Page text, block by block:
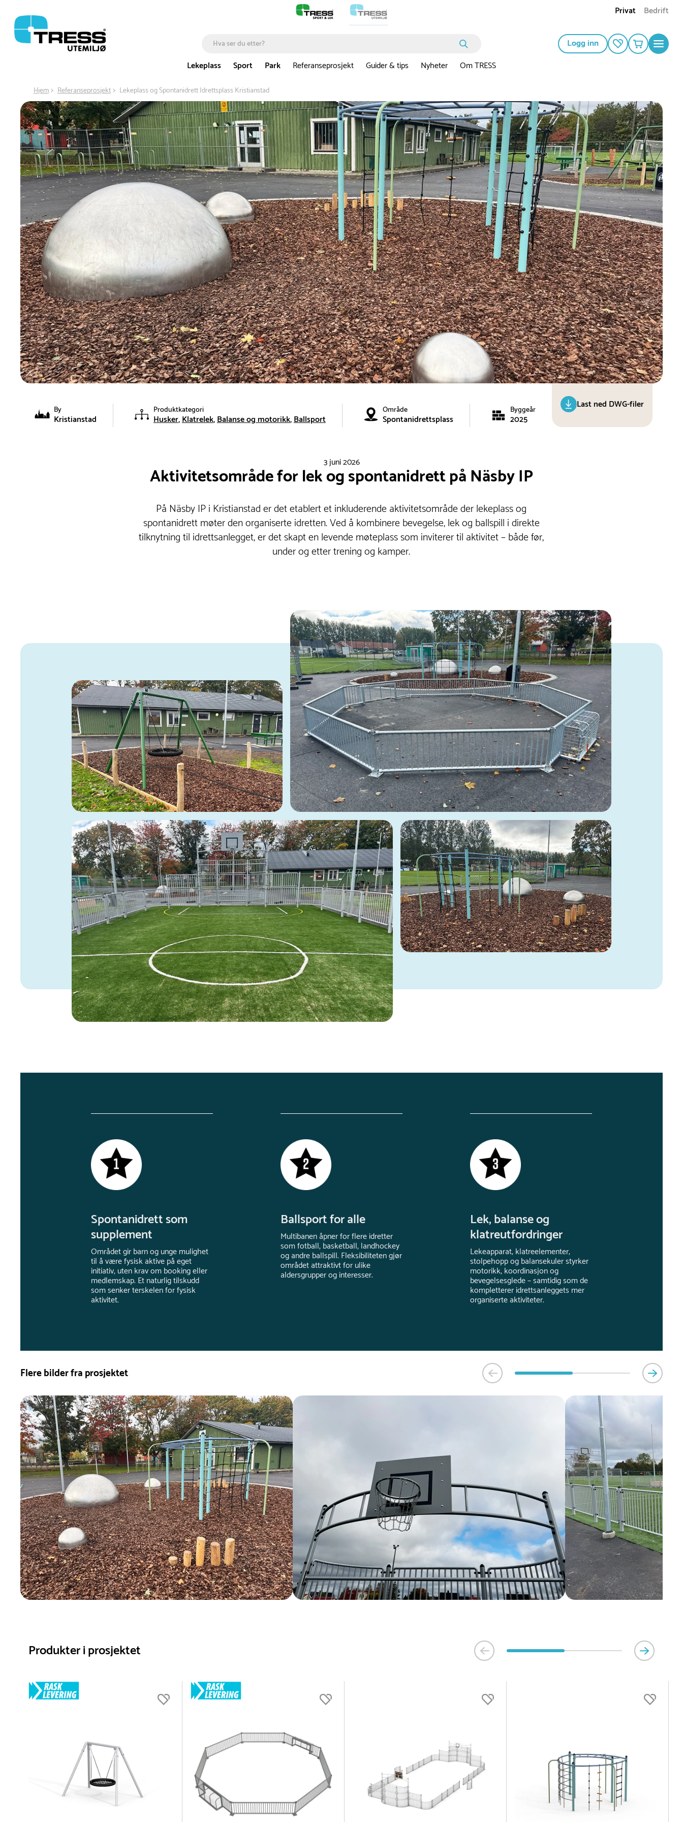
Privat Bedrift
Logg inn
Lekeplass
Sport Park Referanseprosjekt Guider & tips Nyheter Om TRESS
Hjem Referanseprosjekt Lekeplass og Spontanidrett Idrettsplass Kristianstad
By
Kristianstad
Produktkategori
Husker Klatrelek Balanse og motorikk Ballsport
Område
Spontanidrettsplass
Byggeår
2025
Last ned DWG-filer
3 juni 2026
Aktivitetsområde for lek og spontanidrett på Näsby IP
På Näsby IP i Kristianstad er det etablert et inkluderende aktivitetsområde der lekeplass og
spontanidrett møter den organiserte idretten. Ved å kombinere bevegelse, lek og ballspill i direkte
tilknytning til idrettsanlegget, er det skapt en levende møteplass som inviterer til aktivitet – både før,
under og etter trening og kamper.
Spontanidrett som
supplement
Området gir barn og unge mulighet
til å være fysisk aktive på eget
initiativ, uten krav om booking eller
medlemskap. Et naturlig tilskudd
som senker terskelen for fysisk
aktivitet.
Ballsport for alle
Multibanen åpner for flere idretter
som fotball, basketball, landhockey
og andre ballspill. Fleksibiliteten gjør
området attraktivt for ulike
aldersgrupper og interesser.
Lek, balanse og
klatreutfordringer
Lekeapparat, klatreelementer,
stolpehopp og balansekuler styrker
motorikk, koordinasjon og
bevegelsesglede – samtidig som de
kompletterer idrettsanleggets mer
organiserte aktiviteter.
Flere bilder fra prosjektet
Produkter i prosjektet